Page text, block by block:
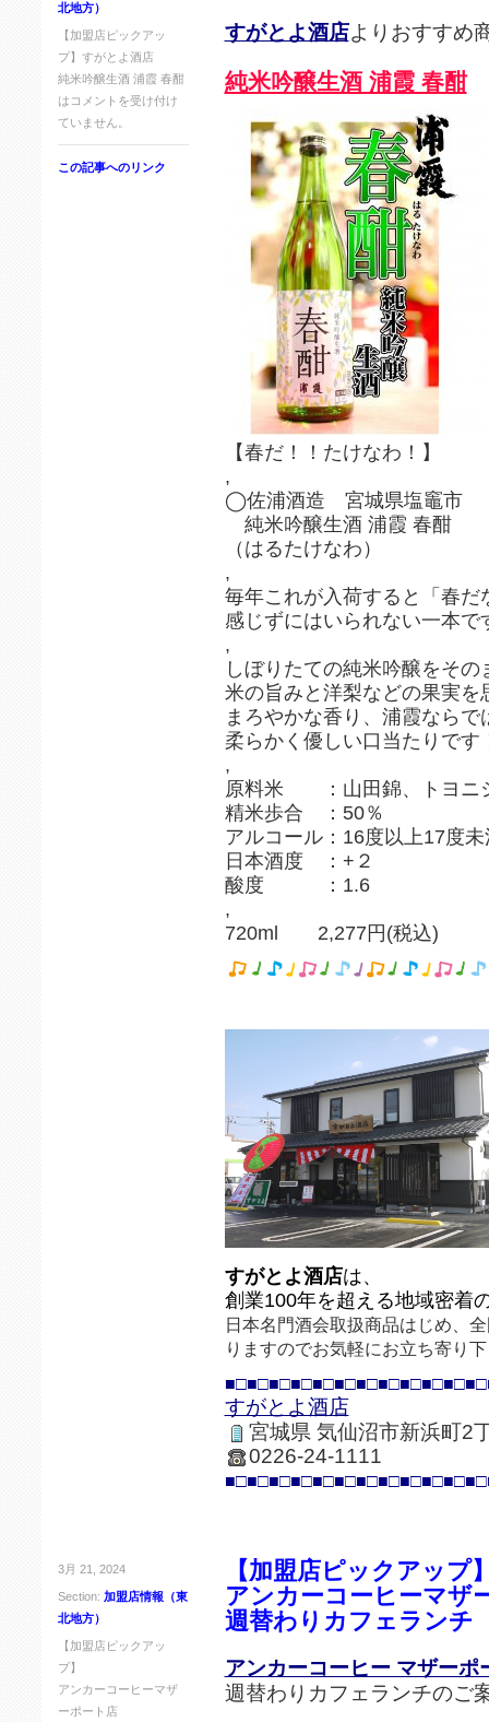
北地方）
【加盟店ピックアッ
プ】すがとよ酒店
純米吟醸生酒 浦霞 春酣
は コメントを受け付け
ていません。
この記事へのリンク
すがとよ酒店よりおすすめ
純米吟醸生酒 浦霞 春酣
【春だ！！たけなわ！】
,
◯佐浦酒造 宮城県塩竈市
純米吟醸生酒 浦霞 春酣
（はるたけなわ）
,
毎年これが入荷すると「春だ
感じずにはいられない一本で
,
しぼりたての純米吟醸をその
米の旨みと洋梨などの果実を
まろやかな香り、浦霞ならで
柔らかく優しい口当たりです
,
原料米 ：山田錦、トヨニ
精米歩合 ：50％
アルコール：16度以上17度未
日本酒度 ：+２
酸度 ：1.6
,
720ml 2,277円(税込)
すがとよ酒店は、
創業100年を超える地域密着
日本名門酒会取扱商品はじめ、
りますのでお気軽にお立ち寄り
すがとよ酒店
宮城県 気仙沼市新浜町2
0226-24-1111
3月 21, 2024
Section: 加盟店情報（東
北地方）
【加盟店ピックアッ
プ】
アンカーコーヒーマザ
ーポート店
【加盟店ピックアップ
アンカーコーヒーマザ
週替わりカフェランチ
アンカーコーヒー マザーポ
週替わりカフェランチのご